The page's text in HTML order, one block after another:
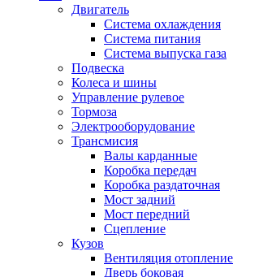
Двигатель
Система охлаждения
Система питания
Система выпуска газа
Подвеска
Колеса и шины
Управление рулевое
Тормоза
Электрооборудование
Трансмисия
Валы карданные
Коробка передач
Коробка раздаточная
Мост задний
Мост передний
Сцепление
Кузов
Вентиляция отопление
Дверь боковая